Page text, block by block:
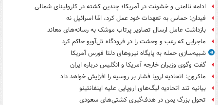
ادامه ناامنی و خشونت در آمریکا؛ چندین کشته در کارولینای شمالی
فیدان: حماس به تعهدات خود عمل کرد، امّا اسرائیل نه
بازداشت عامل ارسال تصاویر پرتاب موشک به رسانه‌های معاند
ماجرایی که رعب و وحشت را در فرودگاه تل‌آویو حاکم کرد
شبیه‌سازی حمله به پایگاه نیروهای دلتا فورس آمریکا
گفت وگوی وزیران خارجه آمریکا و انگلیس درباره ایران
ماکرون: اتحادیه اروپا فشار بر روسیه را افزایش خواهد داد
بیانیه تند اتحادیه لیگ‌های اروپایی علیه اینفانتینو
تحول بزرگ یمن در هدف‌گیری کشتی‌های سعودی